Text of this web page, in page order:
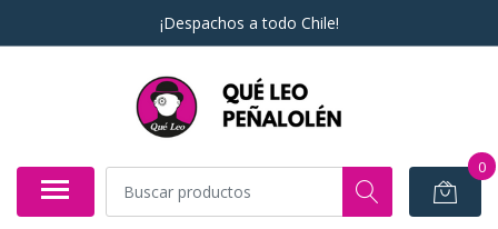
¡Despachos a todo Chile!
0